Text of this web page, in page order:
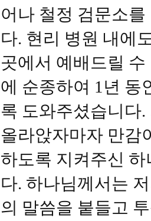
어나 철정 검문소
다. 현리 병원 내에
곳에서 예배드릴
에 순종하여 1년 동
록 도와주셨습니다
올라앉자마자 만감
하도록 지켜주신
다. 하나님께서는
의 말씀을 붙들고